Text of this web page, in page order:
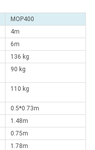
MOP400
4m
6m
136 kg
90 kg
110 kg
0.5*0.73m
1.48m
0.75m
1.78m